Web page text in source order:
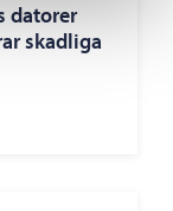
datorer
skadliga